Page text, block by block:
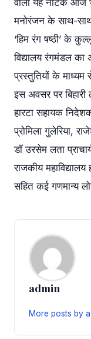
वाला यह नाटक आज
मनोरंजन के साथ-
‘हिम रंग षष्ठी’ के
विद्यालय रंगमंडल का
प्रस्तुतियों के माध्यम
इस अवसर पर
हारटा सहायक
प्रोमिला गुलेरिया,
डॉ उरसेम लता
राजकीय
सहित कई गणमान्य
admin
More posts by